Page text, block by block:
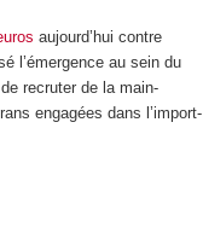
aujourd’hui contre
l’émergence au sein du
recruter de la main-
engagées dans l’import-